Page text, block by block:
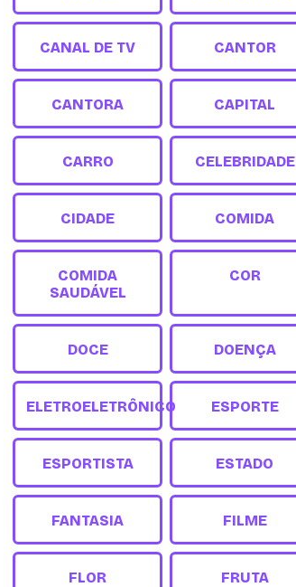
CANAL DE TV CANTOR
CANTORA CAPITAL
CARRO CELEBRIDADE
CIDADE COMIDA
COMIDA
SAUDÁVEL
COR
DOCE DOENÇA
ELETROELETRÔNICO ESPORTE
ESPORTISTA ESTADO
FANTASIA FILME
FLOR FRUTA